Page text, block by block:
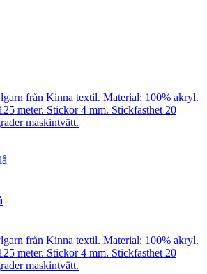
från Kinna textil. Material: 100% akryl.
meter. Stickor 4 mm. Stickfasthet 20
maskintvätt.
från Kinna textil. Material: 100% akryl.
meter. Stickor 4 mm. Stickfasthet 20
maskintvätt.